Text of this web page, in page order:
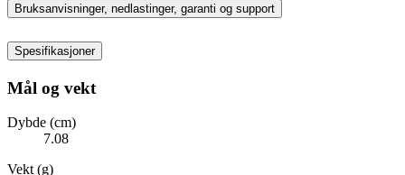
Bruksanvisninger, nedlastinger, garanti og support
Spesifikasjoner
Mål og vekt
Dybde (cm)
7.08
Vekt (g)